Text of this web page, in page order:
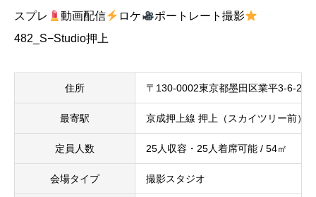
スプレ
動画配信 ロケ
ポートレート撮影
482_S−Studio押上
住所 〒130-0002東京都墨田区業平3-6-2
最寄駅 京成押上線 押上（スカイツリー前）
定員人数 25人収容・25人着席可能 / 54㎡
会場タイプ 撮影スタジオ